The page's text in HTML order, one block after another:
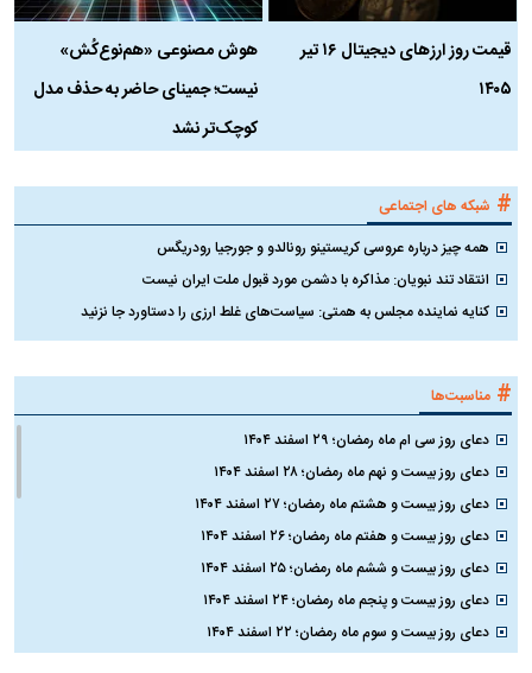
قیمت روز ارز‌های دیجیتال ۱۶ تیر
۱۴۰۵
هوش مصنوعی «هم‌نوع‌کُش»
نیست؛ جمینای حاضر به حذف مدل
کوچک‌تر نشد
# شبکه های اجتماعی
همه چیز درباره عروسی کریستینو رونالدو و جورجیا رودریگس
انتقاد تند نبویان: مذاکره با دشمن مورد قبول ملت ایران نیست
کنایه نماینده مجلس به همتی: سیاست‌های غلط ارزی را دستاورد جا نزنید
# مناسبت‌ها
دعای روز سی ام ماه رمضان؛ ۲۹ اسفند ۱۴۰۴
دعای روز بیست و نهم ماه رمضان؛ ۲۸ اسفند ۱۴۰۴
دعای روز بیست و هشتم ماه رمضان؛ ۲۷ اسفند ۱۴۰۴
دعای روز بیست و هفتم ماه رمضان؛ ۲۶ اسفند ۱۴۰۴
دعای روز بیست و ششم ماه رمضان؛ ۲۵ اسفند ۱۴۰۴
دعای روز بیست و پنجم ماه رمضان؛ ۲۴ اسفند ۱۴۰۴
دعای روز بیست و سوم ماه رمضان؛ ۲۲ اسفند ۱۴۰۴